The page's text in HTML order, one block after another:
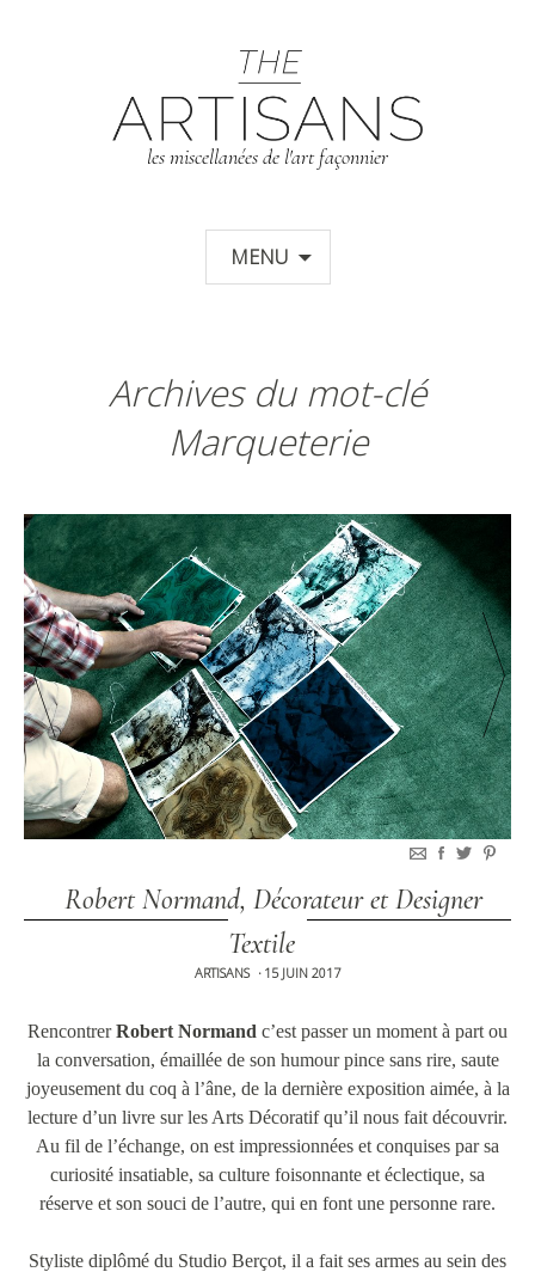
les miscellanées de l'art façonnier
MENU
Archives du mot-clé
Marqueterie
Robert Normand, Décorateur et Designer
Textile
ARTISANS • 15 JUIN 2017
RencontrerRobert Normand c’est passer un moment à part ou
la conversation, émaillée de son humour pince sans rire, saute
joyeusement du coq à l’âne, de la dernière exposition aimée, à la
lecture d’un livre sur les Arts Décoratif qu’il nous fait découvrir.
Au fil de l’échange, on est impressionnées et conquises par sa
curiosité insatiable, sa culture foisonnante et éclectique, sa
réserve et son souci de l’autre, qui en font une personne rare.
Styliste diplômé du Studio Berçot, il a fait ses armes au sein des